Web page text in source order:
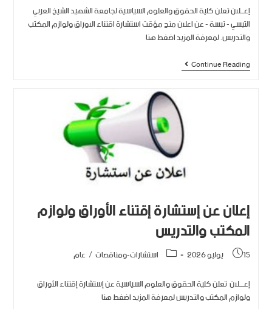
إعـــلان تعلن كلية الحقوق والعلوم السياسية لجامعة الشهيد الشيخ العربي
التبسي - تبسة - عن اعلان منح مؤقت استشارة اقتناء الاوراق ولوازم المكتب
والتدريس. لمعرفة المزيد اضغط هنا
Continue Reading
إعلان عن إستشارة إقتناء الأوراق ولوازم
المكتب والتدريس
15 يوليو 2026 استشارات-ومناقصات/عام
إعــــلان تعلن كلية الحقوق والعلوم السياسية عن إستشارة إقتناء الأوراق
ولوازم المكتب والتدريس لمعرفة المزيد اضغط هنا